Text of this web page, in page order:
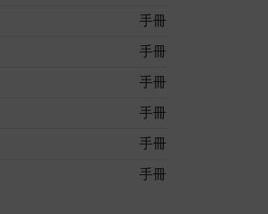
手冊
手冊
手冊
手冊
手冊
手冊